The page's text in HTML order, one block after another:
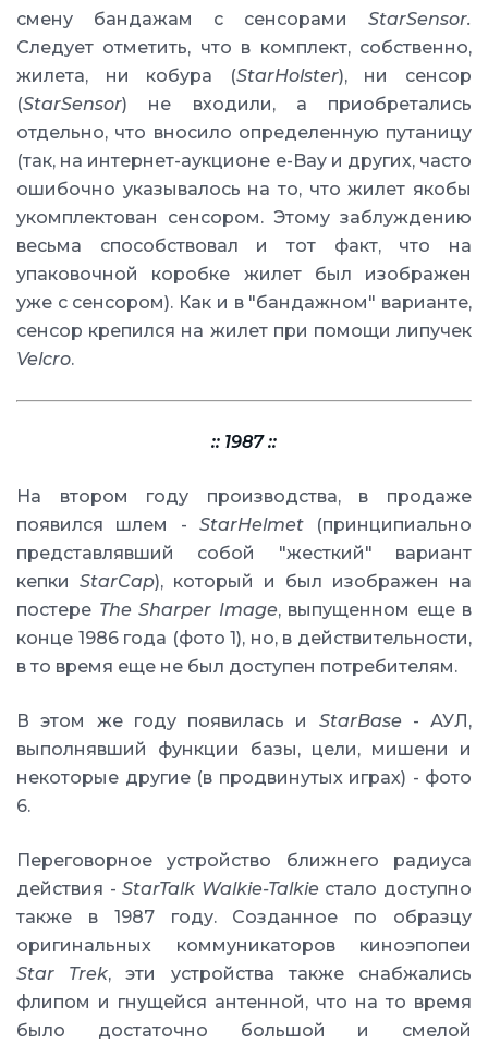
смену бандажам с сенсорами StarSensor.
Следует отметить, что в комплект, собственно,
жилета, ни кобура (StarHolster), ни сенсор
(StarSensor) не входили, а приобретались
отдельно, что вносило определенную путаницу
(так, на интернет-аукционе e-Bay и других, часто
ошибочно указывалось на то, что жилет якобы
укомплектован сенсором. Этому заблуждению
весьма способствовал и тот факт, что на
упаковочной коробке жилет был изображен
уже с сенсором). Как и в "бандажном" варианте,
сенсор крепился на жилет при помощи липучек
Velcro.
:: 1987 ::
На втором году производства, в продаже
появился шлем - StarHelmet(принципиально
представлявший собой "жесткий" вариант
кепки StarCap), который и был изображен на
постере The Sharper Image, выпущенном еще в
конце 1986 года (фото 1), но, в действительности,
в то время еще не был доступен потребителям.
В этом же году появилась и StarBase - АУЛ,
выполнявший функции базы, цели, мишени и
некоторые другие (в продвинутых играх) - фото
6.
Переговорное устройство ближнего радиуса
действия -StarTalk Walkie-Talkieстало доступно
также в 1987 году. Созданное по образцу
оригинальных коммуникаторов киноэпопеи
Star Trek, эти устройства также снабжались
флипом и гнущейся антенной, что на то время
было достаточно большой и смелой